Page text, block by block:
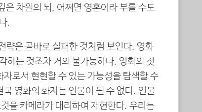
은 차원의 뇌, 어쩌면 영혼이라 부를 수도
.
략은 곧바로 실패한 것처럼 보인다. 영화
하는 것조차 거의 불가능하다. 영화의 첫
로서 현현할 수 있는 가능성을 탐색할 수
영화의 화자는 인물이 될 수 없다. 인물
을 카메라가 대리하여 재현한다. 우리는